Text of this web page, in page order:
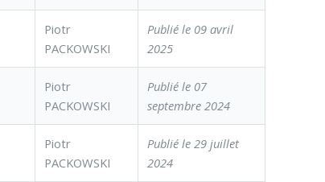
Piotr
PACKOWSKI
Publié le 09 avril
2025
Piotr
PACKOWSKI
Publié le 07
septembre 2024
Piotr
PACKOWSKI
Publié le 29 juillet
2024